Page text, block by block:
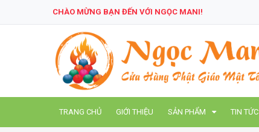
CHÀO MỪNG BẠN ĐẾN VỚI NGỌC MANI!
TRANG CHỦ GIỚI THIỆU SẢN PHẨM TIN TỨC